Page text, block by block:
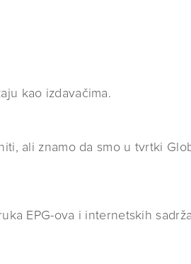
kao izdavačima.
ali znamo da smo u tvrtki
EPG-ova i internetskih